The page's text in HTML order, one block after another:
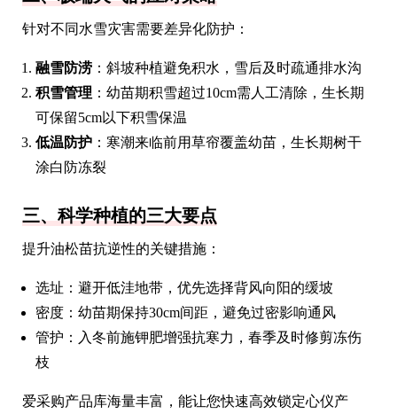
针对不同水雪灾害需要差异化防护：
融雪防涝 ：斜坡种植避免积水，雪后及时疏通排水沟
积雪管理 ：幼苗期积雪超过10cm需人工清除，生长期
可保留5cm以下积雪保温
低温防护 ：寒潮来临前用草帘覆盖幼苗，生长期树干
涂白防冻裂
三、科学种植的三大要点
提升油松苗抗逆性的关键措施：
选址：避开低洼地带，优先选择背风向阳的缓坡
密度：幼苗期保持30cm间距，避免过密影响通风
管护：入冬前施钾肥增强抗寒力，春季及时修剪冻伤
枝
爱采购产品库海量丰富，能让您快速高效锁定心仪产